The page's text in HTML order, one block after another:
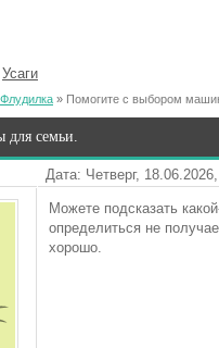
Усаги
Флудилка » Помогите с выбором
семьи.
Дата: Четверг,
Можете подсказать
определиться не
хорошо.